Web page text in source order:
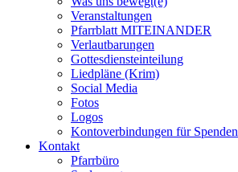
Veranstaltungen
Pfarrblatt MITEINANDER
Verlautbarungen
Gottesdiensteinteilung
Liedpläne (Krim)
Social Media
Fotos
Logos
Kontoverbindungen für Spenden
Kontakt
Pfarrbüro